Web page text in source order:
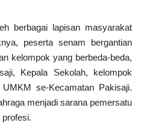
berbagai lapisan masyarakat
peserta senam bergantian
kelompok yang berbeda-beda,
Kepala Sekolah, kelompok
se-Kecamatan Pakisaji.
menjadi sarana pemersatu